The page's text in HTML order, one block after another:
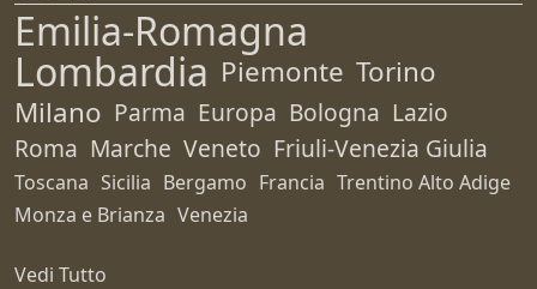
Emilia-Romagna
Lombardia Piemonte Torino
Milano Parma Europa Bologna Lazio
Roma Marche Veneto Friuli-Venezia Giulia
Toscana Sicilia Bergamo Francia Trentino Alto Adige
Monza e Brianza Venezia
Vedi Tutto